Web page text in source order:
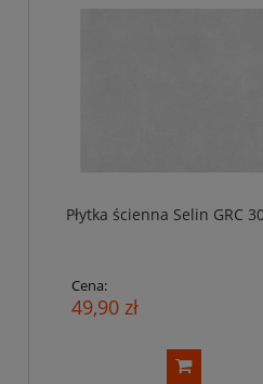
Płytka ścienna Selin GRC
Cena:
49,90 zł